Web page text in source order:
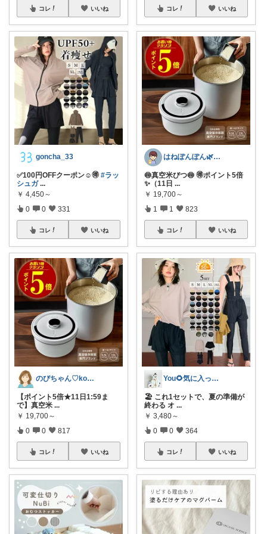
コレ いいね
goncha_33
✅100円OFFクーポン☺🉐 #ラッ
シュガ ...
￥ 4,450～
0 0 331
コレ いいね
のびちゃん♡korati
【ポイント5倍★11日1:59ま
で】真空米 ...
￥ 19,700～
0 0 817
コレ いいね
コレ いいね
はねぽんぽん🌿朝コレ4時に変更🌿
🍥真空米びつ🍥 🉐ポイント5倍
✨（11日 ...
￥ 19,700～
1 1 823
コレ いいね
You🌻気に入ったもの正直レビュー
🏖 これ1セットで、夏の準備が
終わる オ ...
￥ 3,480～
0 0 364
コレ いいね